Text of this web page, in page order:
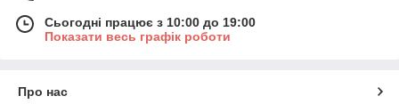
Сьогодні працює з 10:00 до 19:00
Показати весь графік роботи
Про нас